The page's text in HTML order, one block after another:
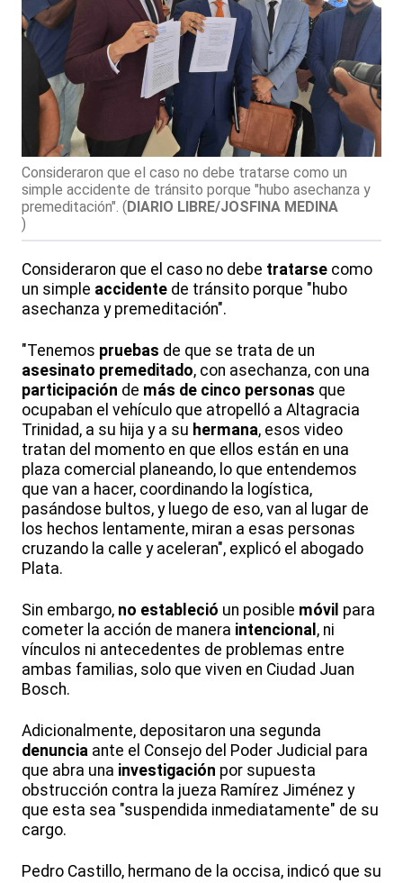
Consideraron que el caso no debe tratarse como un
simple accidente de tránsito porque "hubo asechanza y
premeditación". (DIARIO LIBRE/JOSFINA MEDINA
)
Consideraron que el caso no debe tratarse como
un simple accidente de tránsito porque "hubo
asechanza y premeditación".
"Tenemos pruebas de que se trata de un
asesinato premeditado, con asechanza, con una
participación de más de cinco personas que
ocupaban el vehículo que atropelló a Altagracia
Trinidad, a su hija y a su hermana, esos video
tratan del momento en que ellos están en una
plaza comercial planeando, lo que entendemos
que van a hacer, coordinando la logística,
pasándose bultos, y luego de eso, van al lugar de
los hechos lentamente, miran a esas personas
cruzando la calle y aceleran", explicó el abogado
Plata.
Sin embargo, no estableció un posible móvil para
cometer la acción de manera intencional , ni
vínculos ni antecedentes de problemas entre
ambas familias, solo que viven en Ciudad Juan
Bosch.
Adicionalmente, depositaron una segunda
denuncia ante el Consejo del Poder Judicial para
que abra una investigación por supuesta
obstrucción contra la jueza Ramírez Jiménez y
que esta sea "suspendida inmediatamente" de su
cargo.
Pedro Castillo, hermano de la occisa, indicó que su